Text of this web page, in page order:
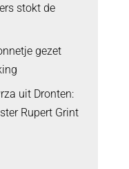
stokt de
gezet
uit Dronten:
Rupert Grint